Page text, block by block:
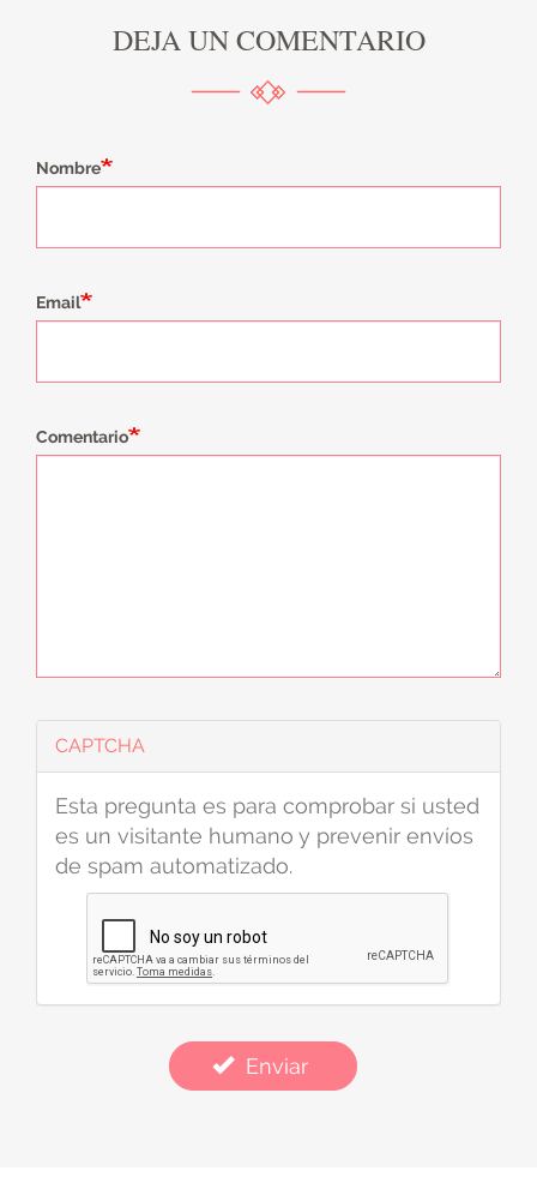
DEJA UN COMENTARIO
Nombre
Email
Comentario
CAPTCHA
Esta pregunta es para comprobar si usted
es un visitante humano y prevenir envíos
de spam automatizado.
Enviar